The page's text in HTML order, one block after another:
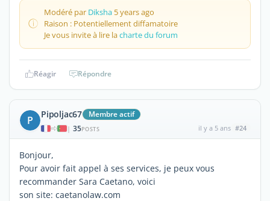
Modéré par Diksha 5 years ago
Raison : Potentiellement diffamatoire
Je vous invite à lire lacharte du forum
Réagir Répondre
P Pipoljac67 Membre actif
| 35POSTS il y a 5 ans #24
Bonjour,
Pour avoir fait appel à ses services, je peux vous
recommander Sara Caetano, voici
son site: caetanolaw.com